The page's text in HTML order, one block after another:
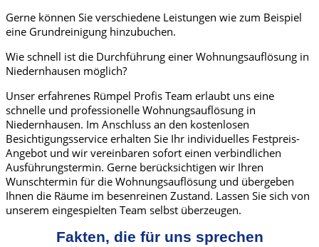
Gerne können Sie verschiedene Leistungen wie zum Beispiel
eine Grundreinigung hinzubuchen.
Wie schnell ist die Durchführung einer Wohnungsauflösung in
Niedernhausen möglich?
Unser erfahrenes Rümpel Profis Team erlaubt uns eine
schnelle und professionelle Wohnungsauflösung in
Niedernhausen. Im Anschluss an den kostenlosen
Besichtigungsservice erhalten Sie Ihr individuelles Festpreis-
Angebot und wir vereinbaren sofort einen verbindlichen
Ausführungstermin. Gerne berücksichtigen wir Ihren
Wunschtermin für die Wohnungsauflösung und übergeben
Ihnen die Räume im besenreinen Zustand. Lassen Sie sich von
unserem eingespielten Team selbst überzeugen.
Fakten, die für uns sprechen